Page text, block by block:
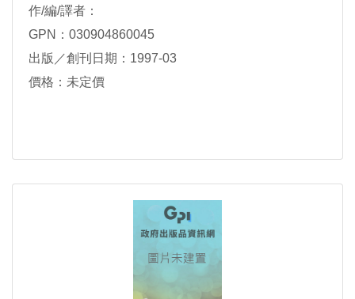
作/編/譯者：
GPN：030904860045
出版／創刊日期：1997-03
價格：未定價